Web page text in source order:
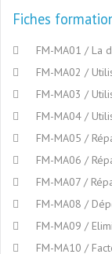
Fiches
FM-MA01 / La
FM-MA02 /
FM-MA03 /
FM-MA04 /
FM-MA05 /
FM-MA06 /
FM-MA07 /
FM-MA08 /
FM-MA09 /
FM-MA10 /